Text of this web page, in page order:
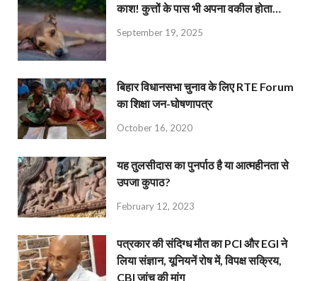
काश! कुत्तों के पास भी अपना वकील होता…
September 19, 2025
बिहार विधानसभा चुनाव के लिए RTE Forum
का शिक्षा जन-घोषणापत्र
October 16, 2020
यह तुलसीदास का पुनर्पाठ है या आत्महीनता से
उपजा कुपाठ?
February 12, 2023
पत्रकार की संदिग्ध मौत का PCI और EGI ने
लिया संज्ञान, यूनियनें रोष में, विपक्ष सक्रिय,
CBI जांच की मांग